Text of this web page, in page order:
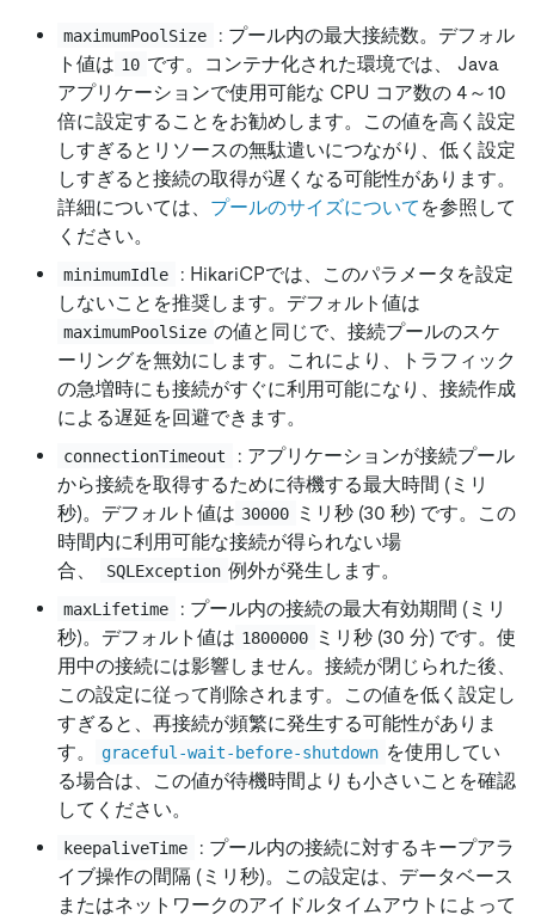
maximumPoolSize
: プール内の最大接続数。デフォル
ト値は 10 です。コンテナ化された環境では、 Java
アプリケーションで使用可能な CPU コア数の 4～10
倍に設定することをお勧めします。この値を高く設定
しすぎるとリソースの無駄遣いにつながり、低く設定
しすぎると接続の取得が遅くなる可能性があります。
詳細については、 プールのサイズについて を参照して
ください。
minimumIdle
: HikariCPでは、このパラメータを設定
しないことを推奨します。デフォルト値は
maximumPoolSize の値と同じで、接続プールのスケ
ーリングを無効にします。これにより、トラフィック
の急増時にも接続がすぐに利用可能になり、接続作成
による遅延を回避できます。
connectionTimeout
: アプリケーションが接続プール
から接続を取得するために待機する最大時間 (ミリ
秒)。デフォルト値は 30000
ミリ秒 (30 秒) です。この
時間内に利用可能な接続が得られない場
合、
SQLException 例外が発生します。
maxLifetime
: プール内の接続の最大有効期間 (ミリ
秒)。デフォルト値は 1800000
ミリ秒 (30 分) です。使
用中の接続には影響しません。接続が閉じられた後、
この設定に従って削除されます。この値を低く設定し
すぎると、再接続が頻繁に発生する可能性がありま
す。
graceful-wait-before-shutdown を使用してい
る場合は、この値が待機時間よりも小さいことを確認
してください。
keepaliveTime
: プール内の接続に対するキープアラ
イブ操作の間隔 (ミリ秒)。この設定は、データベース
またはネットワークのアイドルタイムアウトによって